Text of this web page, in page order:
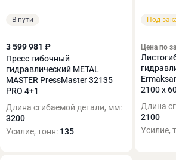
В пути
3 599 981 ₽
Пресс гибочный
гидравлический METAL
MASTER PressMaster 32135
PRO 4+1
Длина сгибаемой детали, мм:
3200
Усилие, тонн: 135
Под
Цена по
2100 x
Длина
2100
Усилие,